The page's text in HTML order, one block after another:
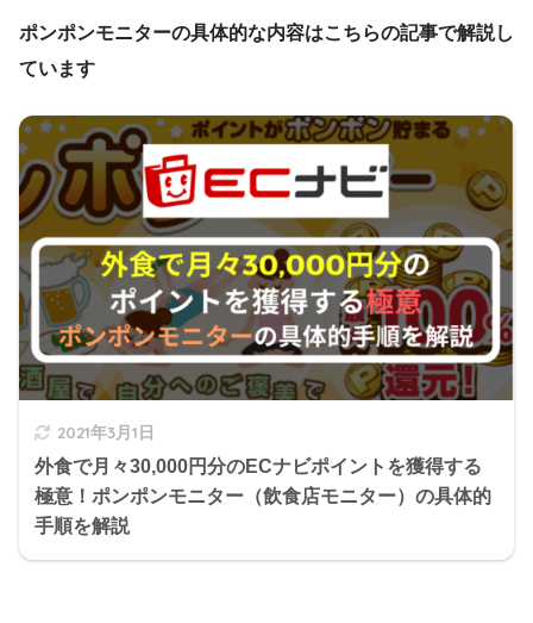
ポンポンモニターの具体的な内容はこちらの記事で解説し
ています
2021年3月1日
外食で月々30,000円分のECナビポイントを獲得する
極意！ポンポンモニター（飲食店モニター）の具体的
手順を解説